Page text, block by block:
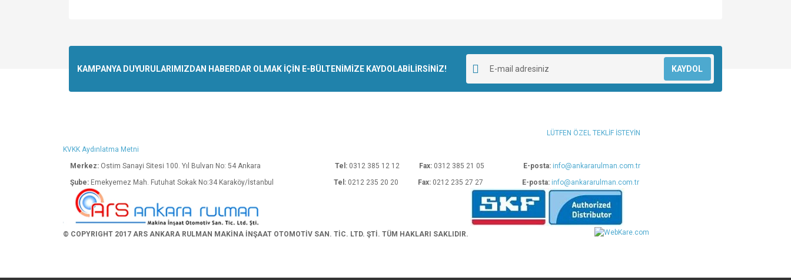
Ürün resmi kalitesiz, bozuk veya görüntülenemiyor.
KAMPANYA DUYURULARIMIZDAN HABERDAR OLMAK İÇİN E-BÜLTENİMİZE KAYDOLABİLİRSİNİZ! KAYDOL
LÜTFEN ÖZEL TEKLİF İSTEYİN
KVKK Aydınlatma Metni
Merkez: Ostim Sanayi Sitesi 100. Yıl Bulvarı No: 54 Ankara Tel: 0312 385 12 12 Fax: 0312 385 21 05 E-posta: info@ankararulman.com.tr
Şube: Emekyemez Mah. Futuhat Sokak No:34 Karaköy/İstanbul Tel: 0212 235 20 20 Fax: 0212 235 27 27 E-posta: info@ankararulman.com.tr
© COPYRIGHT 2017 ARS ANKARA RULMAN MAKİNA İNŞAAT OTOMOTİV SAN. TİC. LTD. ŞTİ. TÜM HAKLARI SAKLIDIR.